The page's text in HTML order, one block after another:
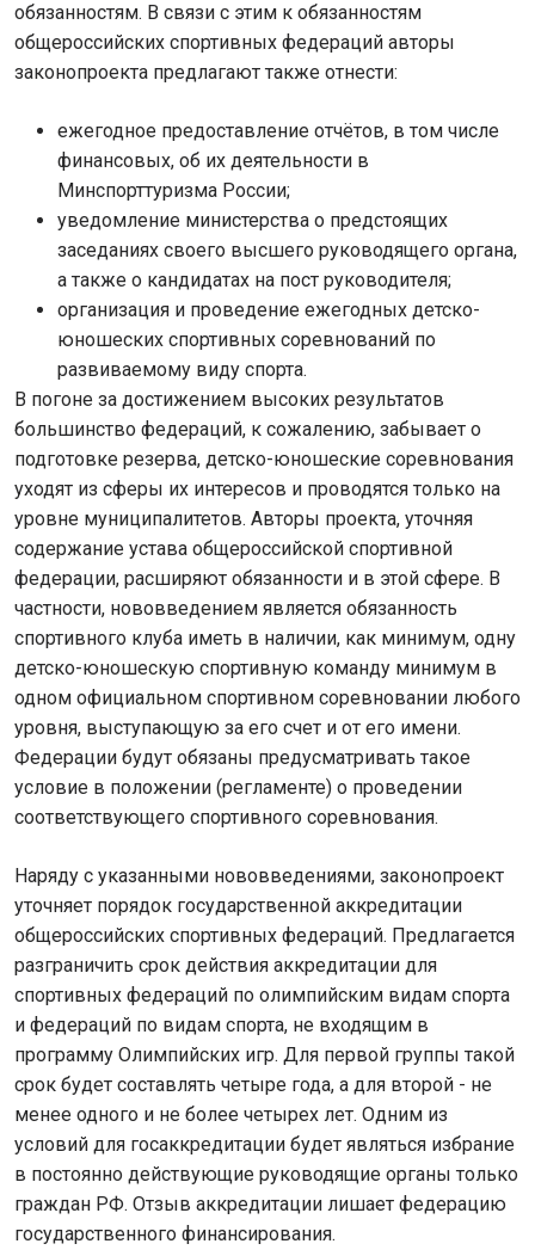
обязанностям. В связи с этим к обязанностям
общероссийских спортивных федераций авторы
законопроекта предлагают также отнести:
ежегодное предоставление отчётов, в том числе
финансовых, об их деятельности в
Минспорттуризма России;
уведомление министерства о предстоящих
заседаниях своего высшего руководящего органа,
а также о кандидатах на пост руководителя;
организация и проведение ежегодных детско-
юношеских спортивных соревнований по
развиваемому виду спорта.
В погоне за достижением высоких результатов
большинство федераций, к сожалению, забывает о
подготовке резерва, детско-юношеские соревнования
уходят из сферы их интересов и проводятся только на
уровне муниципалитетов. Авторы проекта, уточняя
содержание устава общероссийской спортивной
федерации, расширяют обязанности и в этой сфере. В
частности, нововведением является обязанность
спортивного клуба иметь в наличии, как минимум, одну
детско-юношескую спортивную команду минимум в
одном официальном спортивном соревновании любого
уровня, выступающую за его счет и от его имени.
Федерации будут обязаны предусматривать такое
условие в положении (регламенте) о проведении
соответствующего спортивного соревнования.
Наряду с указанными нововведениями, законопроект
уточняет порядок государственной аккредитации
общероссийских спортивных федераций. Предлагается
разграничить срок действия аккредитации для
спортивных федераций по олимпийским видам спорта
и федераций по видам спорта, не входящим в
программу Олимпийских игр. Для первой группы такой
срок будет составлять четыре года, а для второй - не
менее одного и не более четырех лет. Одним из
условий для госаккредитации будет являться избрание
в постоянно действующие руководящие органы только
граждан РФ. Отзыв аккредитации лишает федерацию
государственного финансирования.